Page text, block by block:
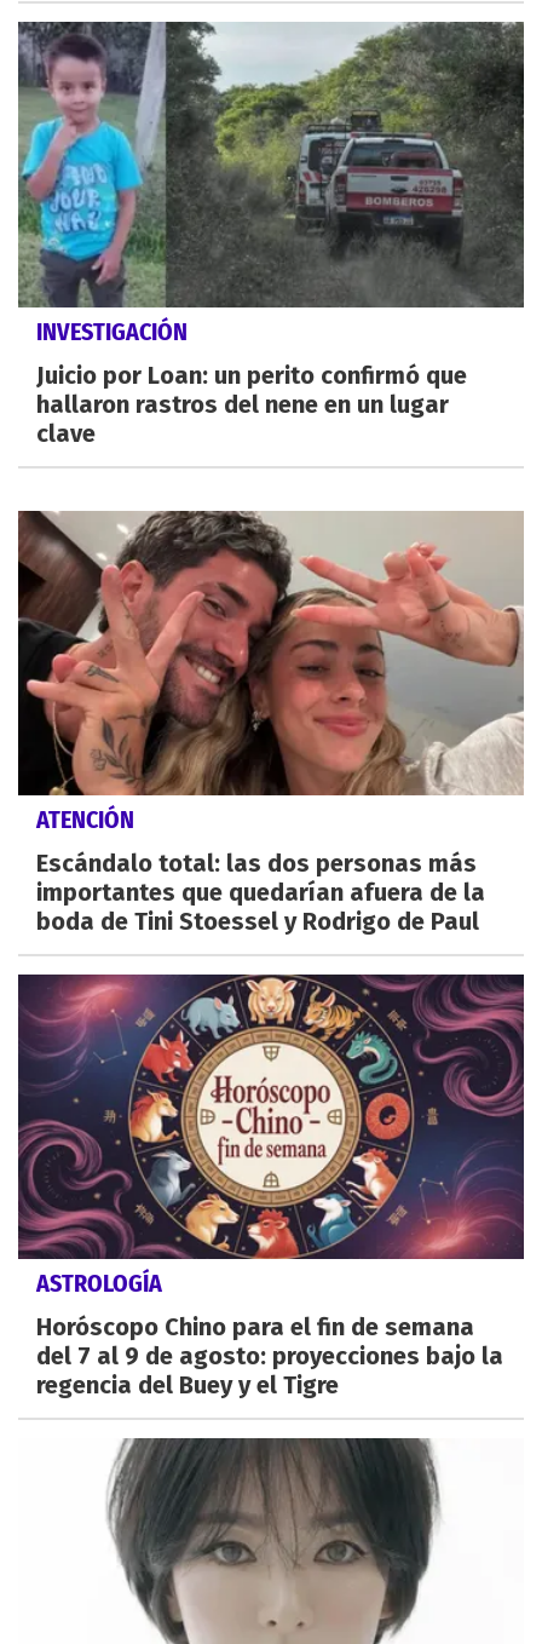
INVESTIGACIÓN
Juicio por Loan: un perito confirmó que
hallaron rastros del nene en un lugar
clave
ATENCIÓN
Escándalo total: las dos personas más
importantes que quedarían afuera de la
boda de Tini Stoessel y Rodrigo de Paul
ASTROLOGÍA
Horóscopo Chino para el fin de semana
del 7 al 9 de agosto: proyecciones bajo la
regencia del Buey y el Tigre